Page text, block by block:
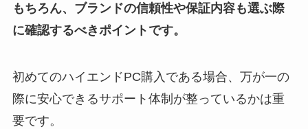
もちろん、ブランドの信頼性や保証内容も選ぶ際
に確認するべきポイントです。
初めてのハイエンドPC購入である場合、万が一の
際に安心できるサポート体制が整っているかは重
要です。